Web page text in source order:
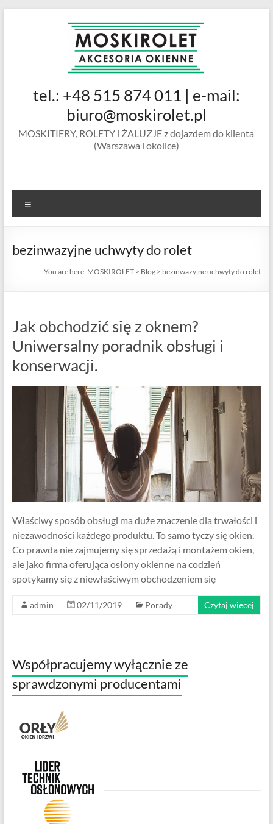
MOSKIROLET
siatki na
okienne |
ramkowe i
drzwiowe
tel.: +48 515 874 011 | e-mail:
biuro@moskirolet.pl
MOSKITIERY, ROLETY i ŻALUZJE z dojazdem do klienta
(Warszawa i okolice)
bezinwazyjne uchwyty do rolet
You are here: MOSKIROLET > Blog > bezinwazyjne uchwyty do rolet
Jak obchodzić się z oknem?
Uniwersalny poradnik obsługi i
konserwacji.
Właściwy sposób obsługi ma duże znaczenie dla trwałości i
niezawodności każdego produktu. To samo tyczy się okien.
Co prawda nie zajmujemy się sprzedażą i montażem okien,
ale jako firma oferująca osłony okienne na codzień
spotykamy się z niewłaściwym obchodzeniem się
admin 02/11/2019 Porady Czytaj więcej
Współpracujemy wyłącznie ze
sprawdzonymi producentami